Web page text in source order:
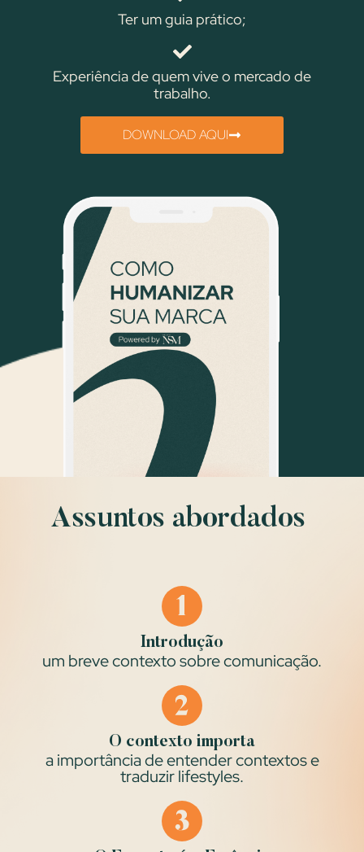
Ter um guia prático;
Experiência de quem vive o mercado de
trabalho.
DOWNLOAD AQUI
Assuntos abordados
Introdução
um breve contexto sobre comunicação.
O contexto importa
a importância de entender contextos e
traduzir lifestyles.